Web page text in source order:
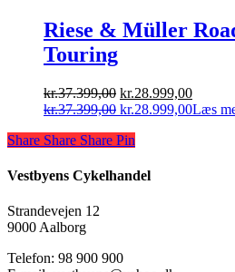
kr.24.499,00.
Riese & Müller
Touring
kr.37.399,00 Den
oprindelige
var:
kr.28.999,00Den
aktuelle
kr.37.399,00 Den
pris
kr.37.399,00.
kr.28.999,00Den
Læs
Share
Share Share Share Pin
Vestbyens Cykelhandel
Strandevejen 12
9000 Aalborg
Telefon: 98 900 900